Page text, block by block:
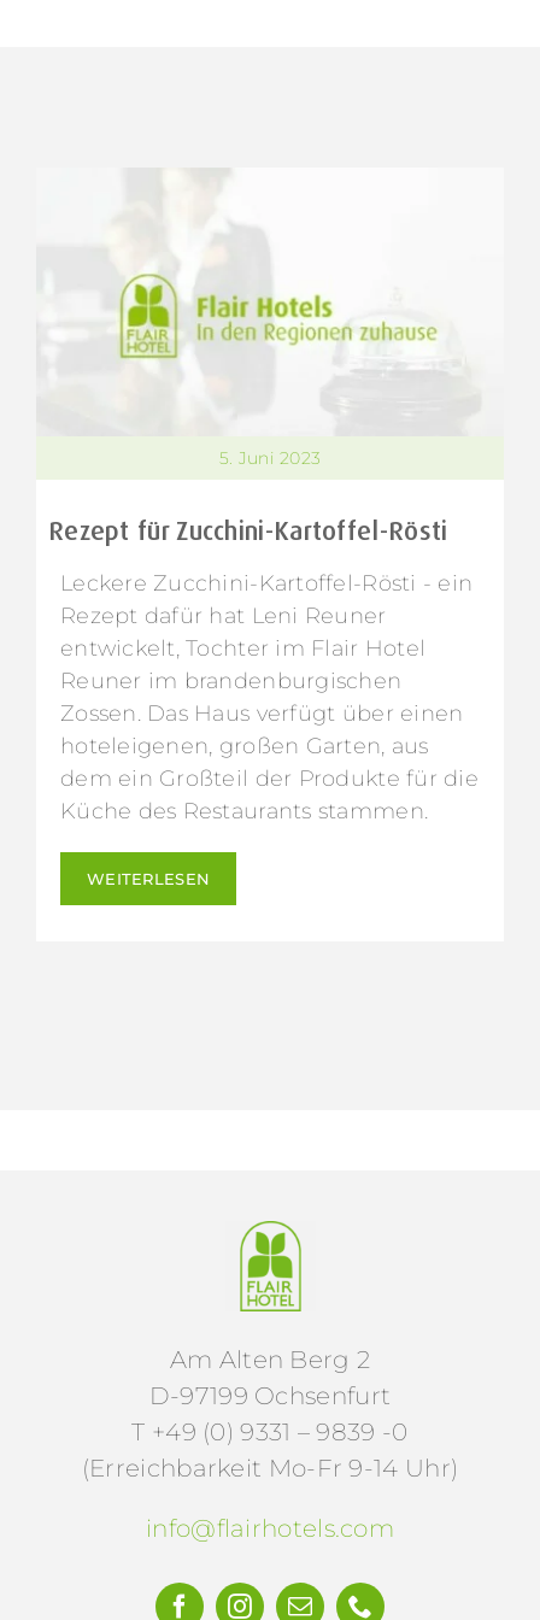
5. Juni 2023
Rezept für Zucchini-Kartoffel-Rösti
Leckere Zucchini-Kartoffel-Rösti - ein
Rezept dafür hat Leni Reuner
entwickelt, Tochter im Flair Hotel
Reuner im brandenburgischen
Zossen. Das Haus verfügt über einen
hoteleigenen, großen Garten, aus
dem ein Großteil der Produkte für die
Küche des Restaurants stammen.
WEITERLESEN
Am Alten Berg 2
D-97199 Ochsenfurt
T +49 (0) 9331 – 9839 -0
(Erreichbarkeit Mo-Fr 9-14 Uhr)
info@flairhotels.com